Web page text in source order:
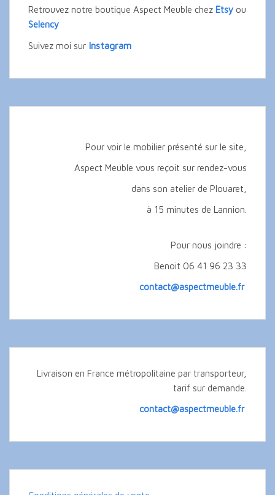
Retrouvez notre boutique Aspect Meuble chez Etsy ou
Selency
Suivez moi sur Instagram
Pour voir le mobilier présenté sur le site,
Aspect Meuble vous reçoit sur rendez-vous
dans son atelier de Plouaret,
à 15 minutes de Lannion.
Pour nous joindre :
Benoit 06 41 96 23 33
contact@aspectmeuble.fr
Livraison en France métropolitaine par transporteur,
tarif sur demande.
contact@aspectmeuble.fr